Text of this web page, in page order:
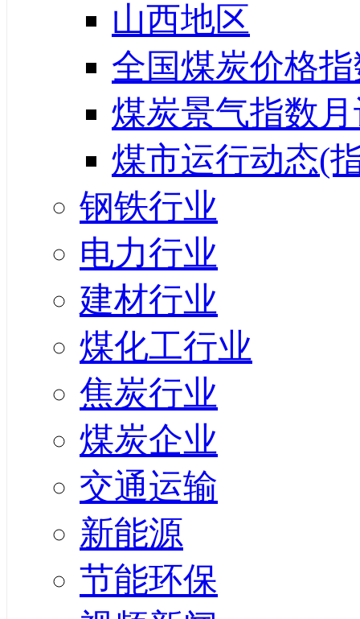
山西地区
全国煤炭价格
煤炭景气指数
煤市运行动态(
钢铁行业
电力行业
建材行业
煤化工行业
焦炭行业
煤炭企业
交通运输
新能源
节能环保